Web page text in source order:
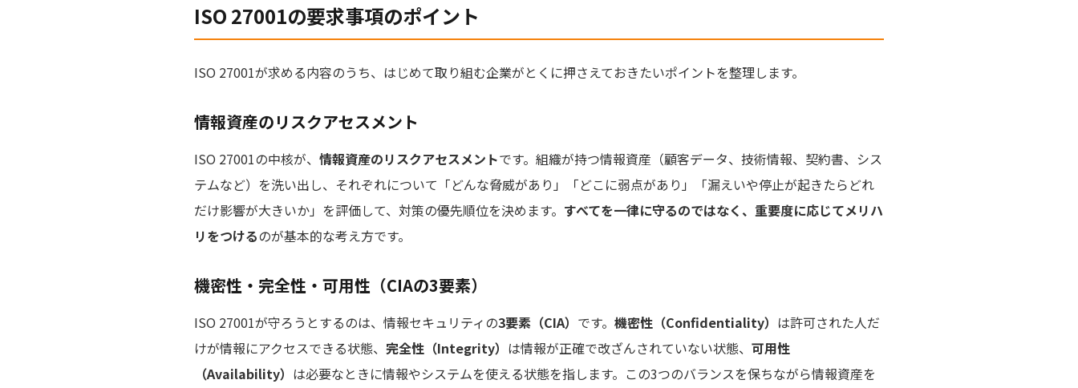
ISO 27001の要求事項のポイント
ISO 27001が求める内容のうち、はじめて取り組む企業がとくに押さえておきたいポイントを整理します。
情報資産のリスクアセスメント
ISO 27001の中核が、 情報資産のリスクアセスメントです。組織が持つ情報資産（顧客データ、技術情報、契約書、シス
テムなど）を洗い出し、それぞれについて「どんな脅威があり」「どこに弱点があり」「漏えいや停止が起きたらどれ
だけ影響が大きいか」を評価して、対策の優先順位を決めます。 すべてを一律に守るのではなく、重要度に応じてメリハ
リをつけるのが基本的な考え方です。
機密性・完全性・可用性（CIAの3要素）
ISO 27001が守ろうとするのは、情報セキュリティの3要素（CIA） です。 機密性（Confidentiality） は許可された人だ
けが情報にアクセスできる状態、 完全性（Integrity） は情報が正確で改ざんされていない状態、 可用性
（Availability） は必要なときに情報やシステムを使える状態を指します。この3つのバランスを保ちながら情報資産を